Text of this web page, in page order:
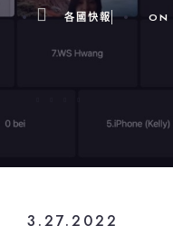
各國快報 ON
3.27.2022